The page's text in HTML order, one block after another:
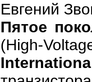
Евгений
Пятое
(High-